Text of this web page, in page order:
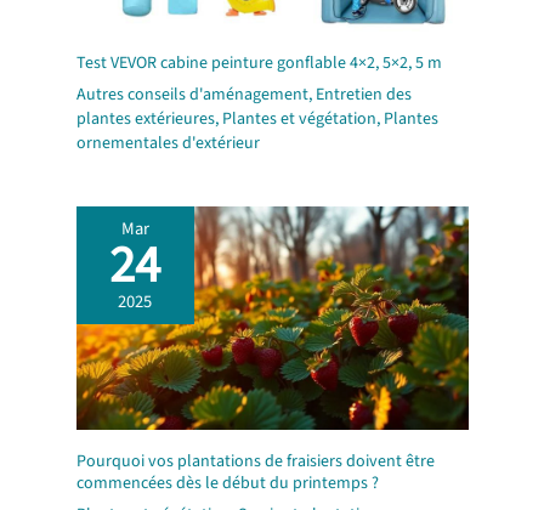
Test VEVOR cabine peinture gonflable 4×2, 5×2, 5 m
Autres conseils d'aménagement, Entretien des
plantes extérieures, Plantes et végétation, Plantes
ornementales d'extérieur
Mar
24
2025
Pourquoi vos plantations de fraisiers doivent être
commencées dès le début du printemps ?